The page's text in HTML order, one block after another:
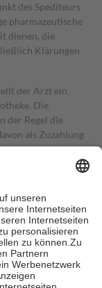
des Spediteurs
pharmazeutische
dienen, die
Klärungen
der Arzt ein
Die
der Regel die
als Zuzahlung
Höhe von zehn
die tatsächlichen
Apotheken.
die
Euro je
Gesundheit zu